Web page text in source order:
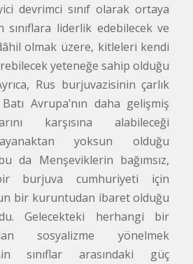
devrimci sınıf olarak ortaya
sınıflara liderlik edebilecek ve
olmak üzere, kitleleri kendi
yeteneğe sahip olduğu
Rus burjuvazisinin çarlık
Avrupa’nın daha gelişmiş
karşısına alabileceği
yoksun olduğu
da Menşeviklerin bağımsız,
burjuva cumhuriyeti için
bir kuruntudan ibaret olduğu
Gelecekteki herhangi bir
sosyalizme yönelmek
sınıflar arasındaki güç